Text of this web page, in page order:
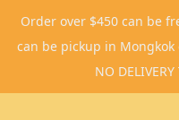
Order over $450 can be
can be pickup in
NO